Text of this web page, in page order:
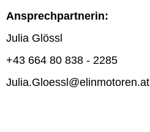
Ansprechpartnerin:
Julia Glössl
+43 664 80 838 - 2285
Julia.Gloessl@elinmotoren.at